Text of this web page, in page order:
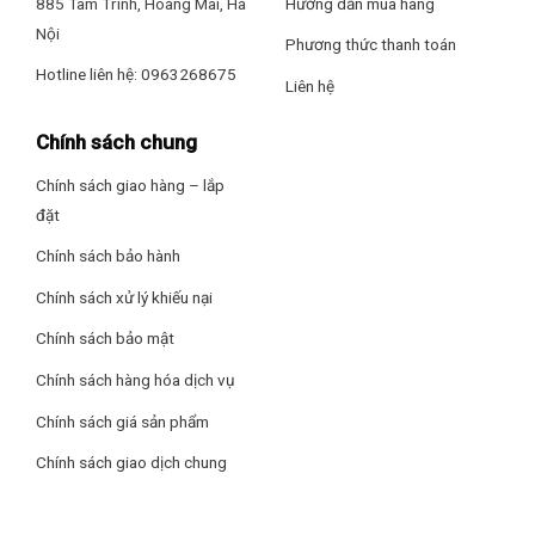
giúp tiết kiệm điện năng tiêu thụ lên tới 50% so với những
dòng tủ thông thường.
Gas làm lạnh sử dụng là gas R600A thân thiện với môi
Chân tủ được lắp đặt 4 bánh xe chịu lực giúp việc di chuyển
dễ dàng hơn mà không tốn nhiều sức.
Nội
Hotline liên hệ: 0963268675
Phương thức thanh toán
Liên hệ
Chính sách chung
Chính sách giao hàng – lắp
đặt
Chính sách bảo hành
Chính sách xử lý khiếu nại
Chính sách bảo mật
Chính sách hàng hóa dịch vụ
Chính sách giá sản phẩm
Chính sách giao dịch chung